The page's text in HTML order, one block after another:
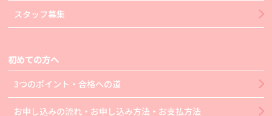
スタッフ募集
初めての方へ
3つのポイント・合格への道
お申し込みの流れ・お申し込み方法・お支払方法